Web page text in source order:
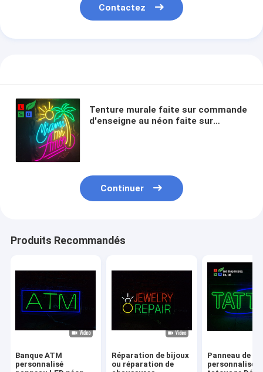
Contactez
Tenture murale faite sur commande
d'enseigne au néon faite sur
Continuer
Produits Recommandés
Banque ATM
personnalisé
Réparation de bijoux
ou réparation de
Panneau de
personnalisé